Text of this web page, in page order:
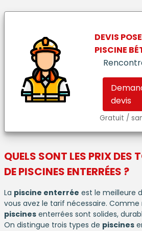
DEVIS
PISCINE
devis
Gratuit /
QUELS SONT LES PRIX DES
DEPISCINES ENTERRÉES ?
La piscine enterrée est le meilleure
vous avez le tarif nécessaire. Comme
piscines enterrées sont solides,
On distingue trois types de piscines